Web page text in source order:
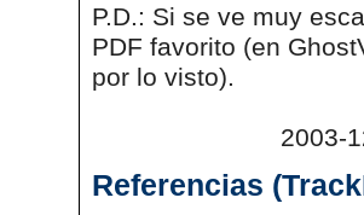
P.D.: Si se ve muy
PDF favorito (en
por lo visto).
2003-
Referencias